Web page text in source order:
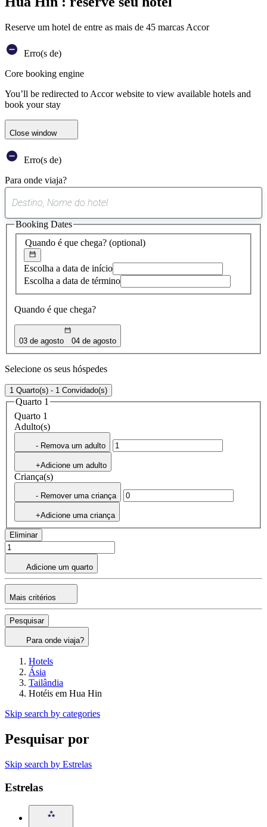
Reserve um hotel de entre as mais de 45 marcas Accor
Erro(s de)
Core booking engine
You’ll be redirected to Accor website to view available hotels and
book your stay
Close window
Erro(s de)
Para onde viaja?
sugestão
encontrada
Quando é que chega? (optional)
Escolha a data de início
Escolha a data de término
Quando é que chega?
03 de agosto 04 de agosto
Booking Dates
Selecione os seus hóspedes
1 Quarto(s) - 1 Convidado(s)
Quarto 1
Quarto 1
Adulto(s)
- Remova um adulto
+Adicione um adulto
Criança(s)
- Remover uma criança
+Adicione uma criança
Eliminar
Adicione um quarto
Mais critérios
Pesquisar
Para onde viaja?
Hotels
Ásia
Tailândia
Hotéis em Hua Hin
Skip search by categories
Pesquisar por
Skip search by Estrelas
Estrelas